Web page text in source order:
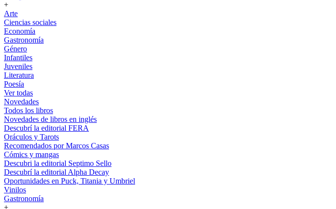
+
Arte
Ciencias sociales
Economía
Gastronomía
Género
Infantiles
Juveniles
Literatura
Poesía
Ver todas
Novedades
Todos los libros
Novedades de libros en inglés
Descubrí la editorial FERA
Oráculos y Tarots
Recomendados por Marcos Casas
Cómics y mangas
Descubri la editorial Septimo Sello
Descubrí la editorial Alpha Decay
Oportunidades en Puck, Titania y Umbriel
Vinilos
Gastronomía
+